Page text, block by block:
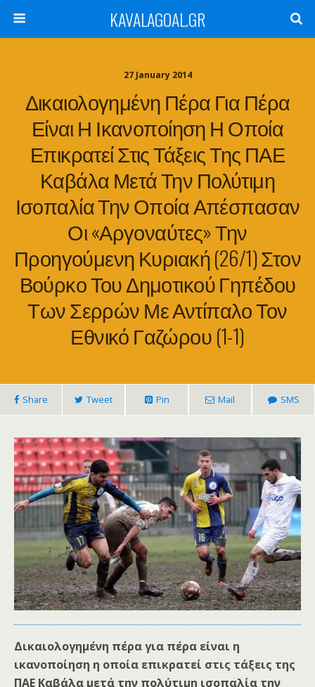
KAVALAGOAL.GR
27 January 2014
Δικαιολογημένη Πέρα Για Πέρα
Είναι Η Ικανοποίηση Η Οποία
Επικρατεί Στις Τάξεις Της ΠΑΕ
Καβάλα Μετά Την Πολύτιμη
Ισοπαλία Την Οποία Απέσπασαν
Οι «Αργοναύτες» Την
Προηγούμενη Κυριακή (26/1) Στον
Βούρκο Του Δημοτικού Γηπέδου
Των Σερρών Με Αντίπαλο Τον
Εθνικό Γαζώρου (1-1)
Share Tweet Pin Mail SMS
Δικαιολογημένη πέρα για πέρα είναι η
ικανοποίηση η οποία επικρατεί στις τάξεις της
ΠΑΕ Καβάλα μετά την πολύτιμη ισοπαλία την